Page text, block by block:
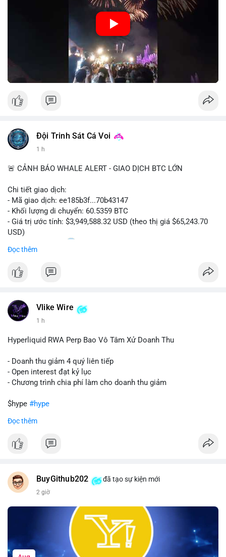
tiết kiệm hoặc đầu tư vào crypto nếu người tiêu dùng chuyển
🎥 Xem video trực tiếp tại:
Nguồn: Đồng Tâm
Đội Trinh Sát Cá Voi
1 h
🚨 CẢNH BÁO WHALE ALERT - GIAO DỊCH BTC LỚN
Chi tiết giao dịch:
- Mã giao dịch: ee185b3f...70b43147
- Khối lượng di chuyển: 60.5359 BTC
- Giá trị ước tính: $3,949,588.32 USD (theo thị giá $65,243.70
USD)
- Thời gian: 15:20
Nhận định phân tích:
Khối lượng 60.5 BTC trị giá gần 4 triệu USD được di chuyển
thanh khoản trước khi đẩy giá. Nếu số BTC này được gửi lên
sàn tập trung, áp lực bán tiềm năng sẽ gia tăng. Ngược lại, nếu
củng cố niềm tin cho xu hướng tăng.
Lời khuyên:
Nhà đầu tư nên theo dõi sát dòng tiền tiếp theo từ địa chỉ này.
Nếu BTC được nạp thêm lên sàn, cần thận trọng với nhịp điều
nắm giữ vị thế hiện tại.
#60btc #dongtiencavoi
Đọc thêm
Vlike Wire
1 h
Hyperliquid RWA Perp Bao Vô Tâm Xử Doanh Thu
- Doanh thu giảm 4 quý liên tiếp
- Open interest đạt kỷ lục
- Chương trình chia phí làm cho doanh thu giảm
$hype #hype
#vlikevn
📰 Nguồn: CoinDesk
Đọc thêm
BuyGithub202 đã tạo sự kiện mới
2 giờ